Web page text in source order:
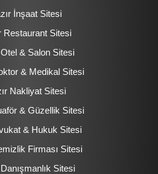
İnşaat Sitesi
Restaurant Sitesi
Otel & Salon Sitesi
& Medikal Sitesi
Nakliyat Sitesi
& Güzellik Sitesi
& Hukuk Sitesi
Firması Sitesi
Sitesi